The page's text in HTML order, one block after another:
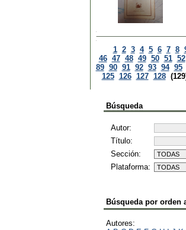
1 2 3 4 5 6 7 8
46 47 48 49 50 51 52
89 90 91 92 93 94 95
125 126 127 128
Búsqueda
Autor:
Título:
Sección:
Plataforma:
Búsqueda por orden
Autores: